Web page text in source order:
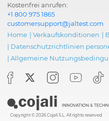
Kostenfrei anrufen:
+1 800 975 1865
customersupport@jaltest.com
Home | Verkaufskonditionen |
| Datenschutzrichtlinien
| Allgemeine
Copyright © 2026 Cojali S.L. All rights reserved